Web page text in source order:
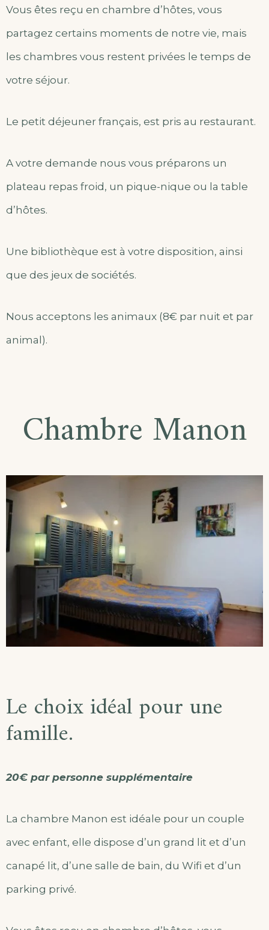
Vous êtes reçu en chambre d’hôtes, vous
partagez certains moments de notre vie, mais
les chambres vous restent privées le temps de
votre séjour.
Le petit déjeuner français, est pris au restaurant.
A votre demande nous vous préparons un
plateau repas froid, un pique-nique ou la table
d’hôtes.
Une bibliothèque est à votre disposition, ainsi
que des jeux de sociétés.
Nous acceptons les animaux (8€ par nuit et par
animal).
Chambre Manon
Le choix idéal pour une
famille.
20€ par personne supplémentaire
La chambre Manon est idéale pour un couple
avec enfant, elle dispose d’un grand lit et d’un
canapé lit, d’une salle de bain, du Wifi et d’un
parking privé.